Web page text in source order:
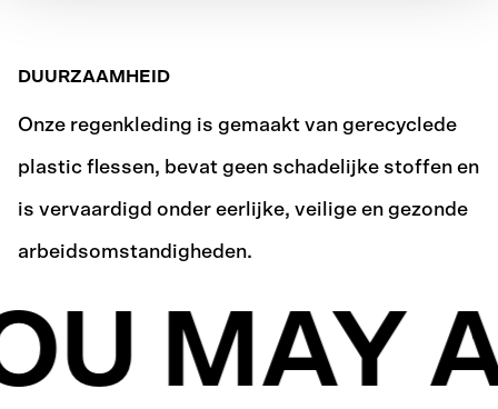
DUURZAAMHEID
Onze regenkleding is gemaakt van gerecyclede
plastic flessen, bevat geen schadelijke stoffen en
is vervaardigd onder eerlijke, veilige en gezonde
arbeidsomstandigheden.
MAY